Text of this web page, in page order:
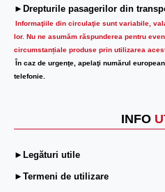
►Drepturile pasagerilor din
Informaţiile din circulaţie sunt variabile,
lor. Nu ne asumăm răspunderea pentru
circumstanțiale produse prin utilizarea
În caz de urgenţe, apelaţi numărul
telefonie.
INFO
►Legături utile
►Termeni de utilizare